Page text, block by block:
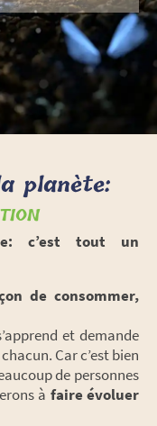
planète:
c’est tout un
de consommer,
et demande
Car c’est bien
de personnes
à faire évoluer